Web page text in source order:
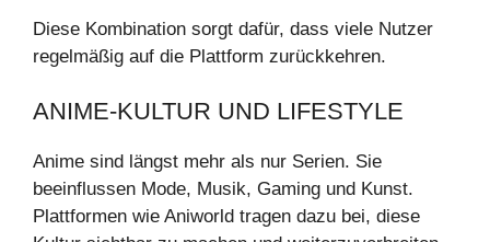
Diese Kombination sorgt dafür, dass viele Nutzer
regelmäßig auf die Plattform zurückkehren.
ANIME-KULTUR UND LIFESTYLE
Anime sind längst mehr als nur Serien. Sie
beeinflussen Mode, Musik, Gaming und Kunst.
Plattformen wie Aniworld tragen dazu bei, diese